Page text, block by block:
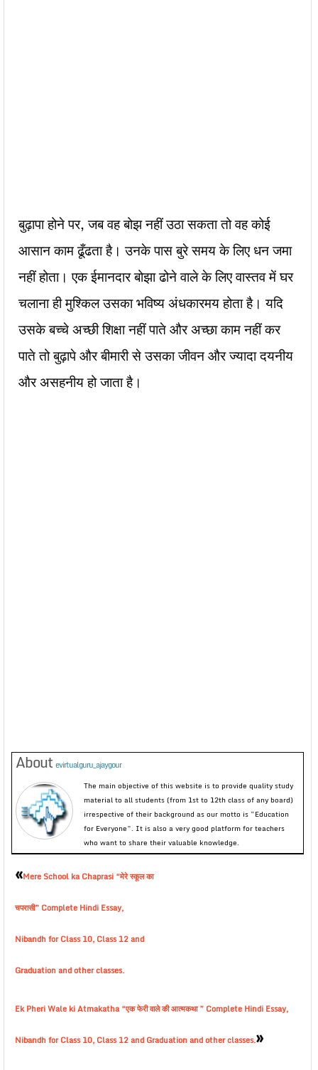
बुढ़ापा होने पर, जब वह बोझ नहीं उठा सकता तो वह कोई
आसान काम ढूँढता है। उनके पास बुरे समय के लिए धन जमा
नहीं होता। एक ईमानदार बोझा ढोने वाले के लिए वास्तव में घर
चलाना ही मुश्किल उसका भविष्य अंधकारमय होता है। यदि
उसके बच्चे अच्छी शिक्षा नहीं पाते और अच्छा काम नहीं कर
पाते तो बुढ़ापे और बीमारी से उसका जीवन और ज्यादा दयनीय
और असहनीय हो जाता है।
About evirtualguru_ajaygour
The main objective of this website is to provide quality study
material to all students (from 1st to 12th class of any board)
irrespective of their background as our motto is “Education
for Everyone”. It is also a very good platform for teachers
who want to share their valuable knowledge.
«Mere School ka Chaprasi “मेरे स्कूल का
चपरासी” Complete Hindi Essay,
Nibandh for Class 10, Class 12 and
Graduation and other classes.
Ek Pheri Wale ki Atmakatha “एक फेरी वाले की आत्मकथा ” Complete Hindi Essay,
Nibandh for Class 10, Class 12 and Graduation and other classes.»